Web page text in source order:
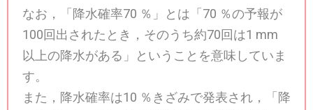
なお，「降水確率70 ％」とは「70 ％の予報が
100回出されたとき，そのうち約70回は1 mm
以上の降水がある」ということを意味していま
す。
また，降水確率は10 ％きざみで発表され，「降